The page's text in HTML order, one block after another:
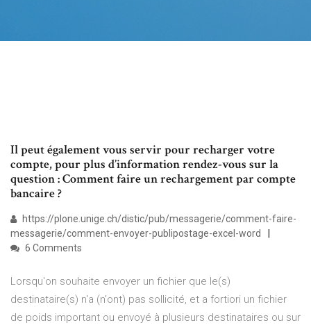
Il peut également vous servir pour recharger votre
compte, pour plus d’information rendez-vous sur la
question : Comment faire un rechargement par compte
bancaire ?
https://plone.unige.ch/distic/pub/messagerie/comment-faire-
messagerie/comment-envoyer-publipostage-excel-word
6 Comments
Lorsqu'on souhaite envoyer un fichier que le(s)
destinataire(s) n'a (n'ont) pas sollicité, et a fortiori un fichier
de poids important ou envoyé à plusieurs destinataires ou sur